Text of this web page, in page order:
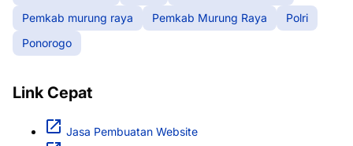
Pemkab murung raya
Pemkab Murung Raya
Polri
Ponorogo
Link Cepat
Jasa Pembuatan Website